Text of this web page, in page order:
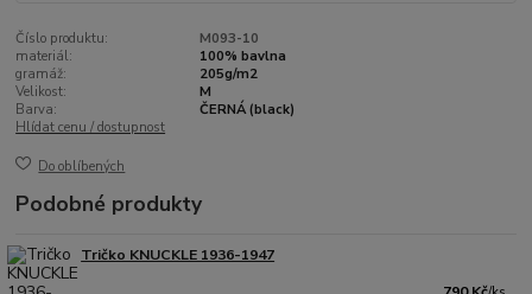
Číslo produktu:
M093-10
materiál:
100% bavlna
gramáž:
205g/m2
Velikost:
M
Barva:
ČERNÁ (black)
Hlídat cenu / dostupnost
Do oblíbených
Podobné produkty
Tričko KNUCKLE 1936-1947